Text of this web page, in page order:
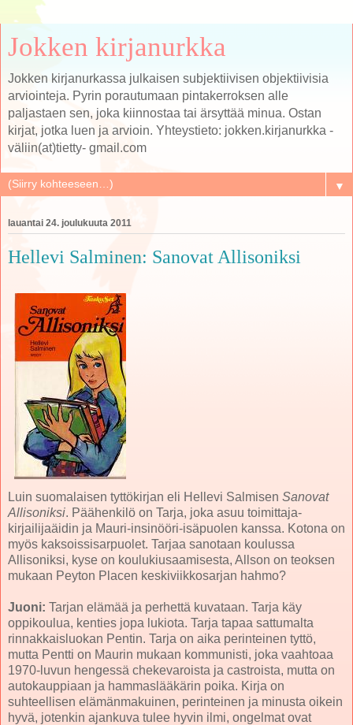
Jokken kirjanurkka
Jokken kirjanurkassa julkaisen subjektiivisen objektiivisia
arviointeja. Pyrin porautumaan pintakerroksen alle
paljastaen sen, joka kiinnostaa tai ärsyttää minua. Ostan
kirjat, jotka luen ja arvioin. Yhteystieto: jokken.kirjanurkka -
väliin(at)tietty- gmail.com
▼
lauantai 24. joulukuuta 2011
Hellevi Salminen: Sanovat Allisoniksi
Luin suomalaisen tyttökirjan eli Hellevi Salmisen Sanovat
Allisoniksi. Päähenkilö on Tarja, joka asuu toimittaja-
kirjailijaäidin ja Mauri-insinööri-isäpuolen kanssa. Kotona on
myös kaksoissisarpuolet. Tarjaa sanotaan koulussa
Allisoniksi, kyse on koulukiusaamisesta, Allson on teoksen
mukaan Peyton Placen keskiviikkosarjan hahmo?
Juoni: Tarjan elämää ja perhettä kuvataan. Tarja käy
oppikoulua, kenties jopa lukiota. Tarja tapaa sattumalta
rinnakkaisluokan Pentin. Tarja on aika perinteinen tyttö,
mutta Pentti on Maurin mukaan kommunisti, joka vaahtoaa
1970-luvun hengessä chekevaroista ja castroista, mutta on
autokauppiaan ja hammaslääkärin poika. Kirja on
suhteellisen elämänmakuinen, perinteinen ja minusta oikein
hyvä, jotenkin ajankuva tulee hyvin ilmi, ongelmat ovat